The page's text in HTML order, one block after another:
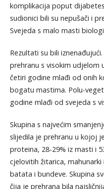
komplikacija poput
sudionici bili su nepušači i
Svejeda s malo masti
Rezultati su bili
prehranu s visokim udjelom
četiri godine mlađi od onih
bogatu mastima. Polu-
godine mlađi od svejeda s
Skupina s najvećim
slijedila je prehranu u kojoj
proteina, 28-29% iz masti i
cjelovitih žitarica,
batata i bundeve. Skupina
čija je prehrana bila